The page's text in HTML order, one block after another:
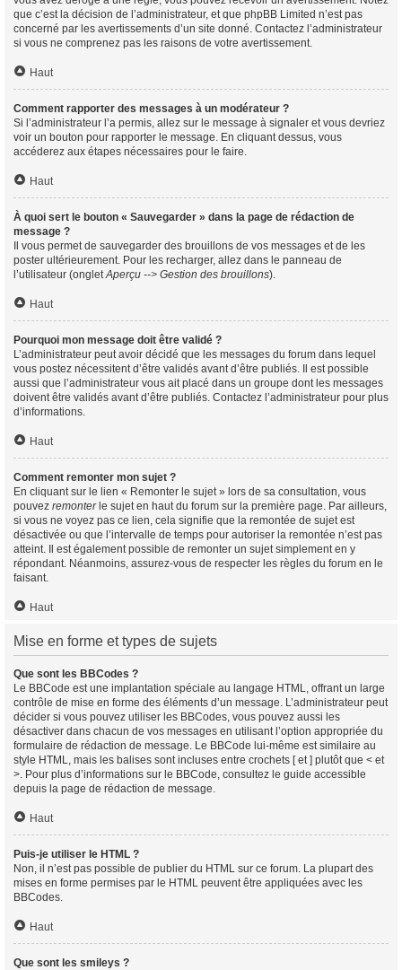
que c’est la décision de l’administrateur, et que phpBB Limited n’est pas
concerné par les avertissements d’un site donné. Contactez l’administrateur
si vous ne comprenez pas les raisons de votre avertissement.
Haut
Comment rapporter des messages à un modérateur ?
Si l’administrateur l’a permis, allez sur le message à signaler et vous devriez
voir un bouton pour rapporter le message. En cliquant dessus, vous
accéderez aux étapes nécessaires pour le faire.
Haut
À quoi sert le bouton « Sauvegarder » dans la page de rédaction de
message ?
Il vous permet de sauvegarder des brouillons de vos messages et de les
poster ultérieurement. Pour les recharger, allez dans le panneau de
l’utilisateur (ongletAperçu --> Gestion des brouillons).
Haut
Pourquoi mon message doit être validé ?
L’administrateur peut avoir décidé que les messages du forum dans lequel
vous postez nécessitent d’être validés avant d’être publiés. Il est possible
aussi que l’administrateur vous ait placé dans un groupe dont les messages
doivent être validés avant d’être publiés. Contactez l’administrateur pour plus
d’informations.
Haut
Comment remonter mon sujet ?
En cliquant sur le lien « Remonter le sujet » lors de sa consultation, vous
pouvez remonterle sujet en haut du forum sur la première page. Par ailleurs,
si vous ne voyez pas ce lien, cela signifie que la remontée de sujet est
désactivée ou que l’intervalle de temps pour autoriser la remontée n’est pas
atteint. Il est également possible de remonter un sujet simplement en y
répondant. Néanmoins, assurez-vous de respecter les règles du forum en le
faisant.
Haut
Mise en forme et types de sujets
Que sont les BBCodes ?
Le BBCode est une implantation spéciale au langage HTML, offrant un large
contrôle de mise en forme des éléments d’un message. L’administrateur peut
décider si vous pouvez utiliser les BBCodes, vous pouvez aussi les
désactiver dans chacun de vos messages en utilisant l’option appropriée du
formulaire de rédaction de message. Le BBCode lui-même est similaire au
style HTML, mais les balises sont incluses entre crochets [ et ] plutôt que < et
>. Pour plus d’informations sur le BBCode, consultez le guide accessible
depuis la page de rédaction de message.
Haut
Puis-je utiliser le HTML ?
Non, il n’est pas possible de publier du HTML sur ce forum. La plupart des
mises en forme permises par le HTML peuvent être appliquées avec les
BBCodes.
Haut
Que sont les smileys ?